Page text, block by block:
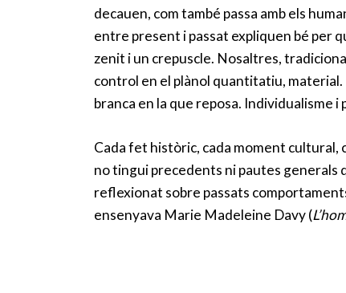
decauen, com també passa amb els
entre present i passat expliquen bé per
zenit i un crepuscle. Nosaltres,
control en el plànol quantitatiu, material.
branca en la que reposa. Individualisme
Cada fet històric, cada moment cultural,
no tingui precedents ni pautes generals
reflexionat sobre passats
ensenyava Marie Madeleine Davy (